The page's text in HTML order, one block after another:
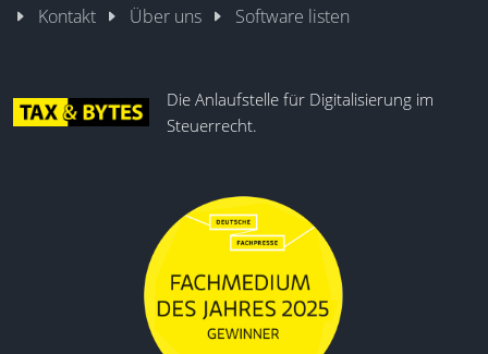
Kontakt Über uns Software listen
Die Anlaufstelle für Digitalisierung im
Steuerrecht.